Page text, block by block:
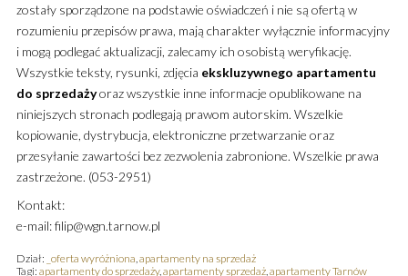
zostały sporządzone na podstawie oświadczeń i nie są ofertą w
rozumieniu przepisów prawa, mają charakter wyłącznie informacyjny
i mogą podlegać aktualizacji, zalecamy ich osobistą weryfikację.
Wszystkie teksty, rysunki, zdjęcia ekskluzywnego apartamentu
do sprzedażyoraz wszystkie inne informacje opublikowane na
niniejszych stronach podlegają prawom autorskim. Wszelkie
kopiowanie, dystrybucja, elektroniczne przetwarzanie oraz
przesyłanie zawartości bez zezwolenia zabronione. Wszelkie prawa
zastrzeżone. (053-2951)
Kontakt:
e-mail: filip@wgn.tarnow.pl
Dział: _oferta wyróżniona apartamenty na sprzedaż
Tagi: apartamenty do sprzedaży, apartamenty sprzedaż, apartamenty Tarnów